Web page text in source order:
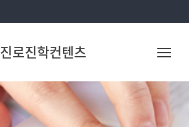
진로진학컨텐츠